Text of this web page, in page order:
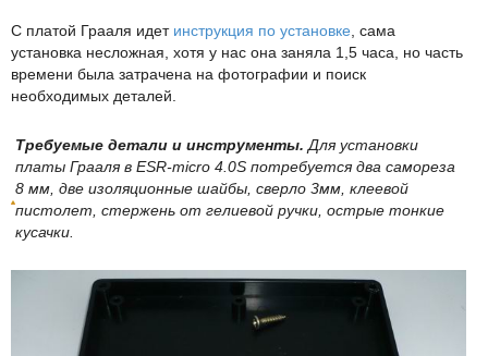
С платой Грааля идет инструкция по установке , сама
установка несложная, хотя у нас она заняла 1,5 часа, но часть
времени была затрачена на фотографии и поиск
необходимых деталей.
Требуемые детали и инструменты. Для установки
платы Грааля в ESR-micro 4.0S потребуется два самореза
8 мм, две изоляционные шайбы, сверло 3мм, клеевой
пистолет, стержень от гелиевой ручки, острые тонкие
кусачки.